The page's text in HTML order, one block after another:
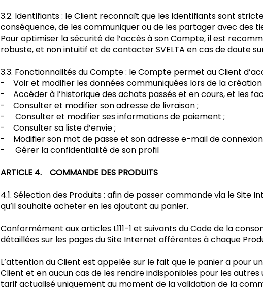
3.2. Identifiants : le Client reconnaît que les Identifiants sont
conséquence, de les communiquer ou de les partager avec des
Pour optimiser la sécurité de l’accès à son Compte, il est
robuste, et non intuitif et de contacter SVELTA en cas de doute
3.3. Fonctionnalités du Compte : le Compte permet au Client
- Voir et modifier les données communiquées lors de la
- Accéder à l’historique des achats passés et en cours, et les
- Consulter et modifier son adresse de livraison ;
- Consulter et modifier ses informations de paiement ;
- Consulter sa liste d’envie ;
- Modifier son mot de passe et son adresse e-mail de connexion
- Gérer la confidentialité de son profil
ARTICLE 4. COMMANDE DES PRODUITS
4.1. Sélection des Produits : afin de passer commande via le Site
qu’il souhaite acheter en les ajoutant au panier.
Conformément aux articles L111-1 et suivants du Code de la
détaillées sur les pages du Site Internet afférentes à chaque
L’attention du Client est appelée sur le fait que le panier a pour
Client et en aucun cas de les rendre indisponibles pour les
tarif actualisé uniquement au moment de la validation de la